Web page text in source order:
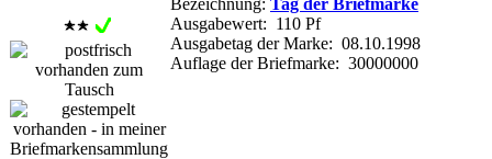
Ausgabewert: 110 Pf
Ausgabetag der Marke: 08.10.1998
Auflage der Briefmarke: 30000000